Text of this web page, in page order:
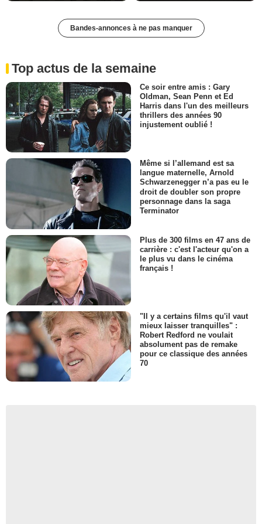
Bandes-annonces à ne pas manquer
Top actus de la semaine
Ce soir entre amis : Gary
Oldman, Sean Penn et Ed
Harris dans l'un des meilleurs
thrillers des années 90
injustement oublié !
Même si l’allemand est sa
langue maternelle, Arnold
Schwarzenegger n’a pas eu le
droit de doubler son propre
personnage dans la saga
Terminator
Plus de 300 films en 47 ans de
carrière : c'est l'acteur qu'on a
le plus vu dans le cinéma
français !
"Il y a certains films qu'il vaut
mieux laisser tranquilles" :
Robert Redford ne voulait
absolument pas de remake
pour ce classique des années
70